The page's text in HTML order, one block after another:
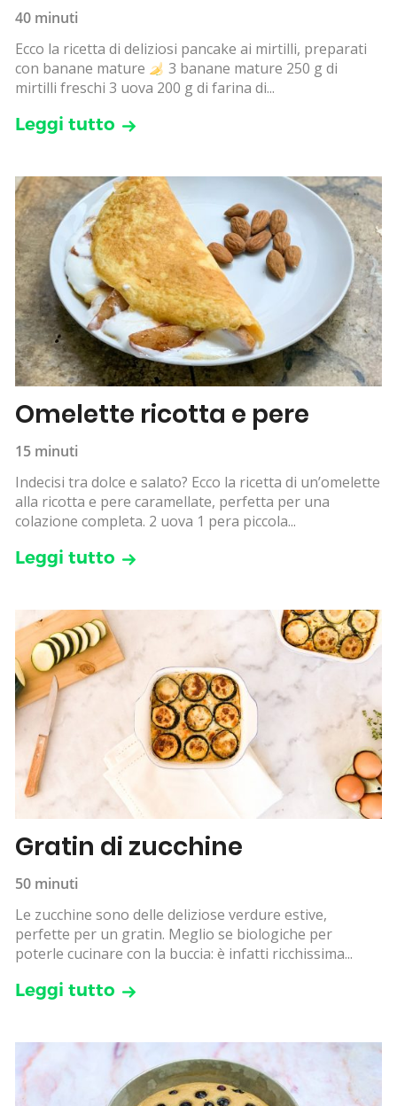
40 minuti
Ecco la ricetta di deliziosi pancake ai mirtilli, preparati
con banane mature
3 banane mature 250 g di
mirtilli freschi 3 uova 200 g di farina di...
Leggi tutto
Omelette ricotta e pere
15 minuti
Indecisi tra dolce e salato? Ecco la ricetta di un’omelette
alla ricotta e pere caramellate, perfetta per una
colazione completa. 2 uova 1 pera piccola...
Leggi tutto
Gratin di zucchine
50 minuti
Le zucchine sono delle deliziose verdure estive,
perfette per un gratin. Meglio se biologiche per
poterle cucinare con la buccia: è infatti ricchissima...
Leggi tutto